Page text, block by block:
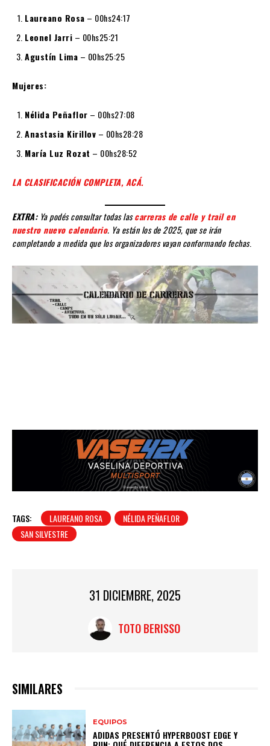
Laureano Rosa – 00hs24:17
Leonel Jarri – 00hs25:21
Agustín Lima – 00hs25:25
Mujeres:
Nélida Peñaflor – 00hs27:08
Anastasia Kirillov – 00hs28:28
María Luz Rozat – 00hs28:52
LA CLASIFICACIÓN COMPLETA, ACÁ.
EXTRA:Ya podés consultar todas lascarreras de calle y trail en
nuestro nuevo calendario. Ya están los de 2025, que se irán
completando a medida que los organizadores vayan conformando fechas.
TAGS: LAUREANO ROSA
NÉLIDA PEÑAFLOR
SAN SILVESTRE
31 DICIEMBRE, 2025
TOTO BERISSO
SIMILARES
EQUIPOS
ADIDAS PRESENTÓ HYPERBOOST EDGE Y